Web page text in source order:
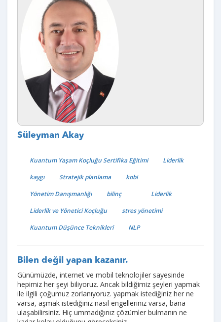
Süleyman Akay
Kuantum Yaşam Koçluğu Sertifika Eğitimi
Liderlik
kaygı
Stratejik planlama
kobi
Yönetim Danışmanlığı
bilinç
Liderlik
Liderlik ve Yönetici Koçluğu
stres yönetimi
Kuantum Düşünce Teknikleri
NLP
Bilen değil yapan kazanır.
Günümüzde, internet ve mobil teknolojiler sayesinde
hepimiz her şeyi biliyoruz. Ancak bildiğimiz şeyleri yapmak
ile ilgili çoğumuz zorlanıyoruz. yapmak istediğiniz her ne
varsa, aşmak istediğiniz nasıl engelleriniz varsa, bana
ulaşabilirsiniz. Hiç ummadığınız çözümler bulmanın ne